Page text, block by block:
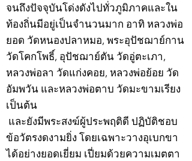
จนถึงปัจจุบันโด่งดังไปทั่วภูมิภาคและใน
ท้องถิ่นมีอยู่เป็นจำนวนมาก อาทิ หลวงพ่อ
ยอด วัดหนองปลาหมอ, พระอุปัชฌาย์กาน
วัดโคกโพธิ์, อุปัชฌาย์ตัน วัดอู่ตะเภา,
หลวงพ่อลา วัดแก่งคอย, หลวงพ่อย้อย วัด
อัมพวัน และหลวงพ่อตาบ วัดมะขามเรียง
เป็นต้น
และยังมีพระสงฆ์ผู้ประพฤติดี ปฏิบัติชอบ
ข้อวัตรงดงามยิ่ง โดยเฉพาะวางอุเบกขา
ได้อย่างยอดเยี่ยม เปี่ยมด้วยความเมตตา